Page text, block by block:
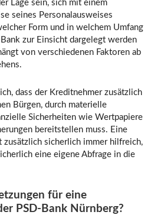
Lage sein, sich mit einem
seines Personalausweises
Form und in welchem Umfang
zur Einsicht dargelegt werden
von verschiedenen Faktoren ab
dass der Kreditnehmer zusätzlich
Bürgen, durch materielle
Sicherheiten wie Wertpapiere
bereitstellen muss. Eine
sicherlich immer hilfreich,
eine eigene Abfrage in die
für eine
PSD-Bank Nürnberg?